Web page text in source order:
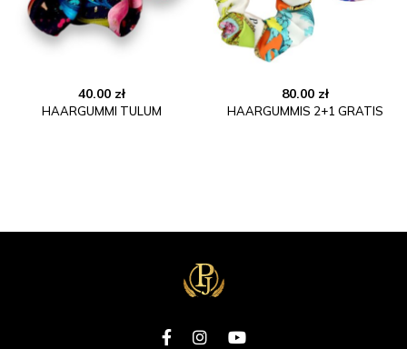
40.00 zł
HAARGUMMI TULUM
80.00 zł
HAARGUMMIS 2+1 GRATIS